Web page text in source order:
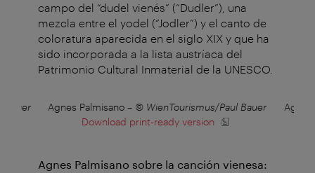
campo del “dudel vienés” (“Dudler”), una
mezcla entre el yodel (“Jodler”) y el canto de
coloratura aparecida en el siglo XIX y que ha
sido incorporada a la lista austríaca del
Patrimonio Cultural Inmaterial de la UNESCO.
Bauer Agnes Palmisano – © WienTourismus/Paul Bauer
Download print-ready version
Agnes
Agnes Palmisano sobre la canción vienesa: